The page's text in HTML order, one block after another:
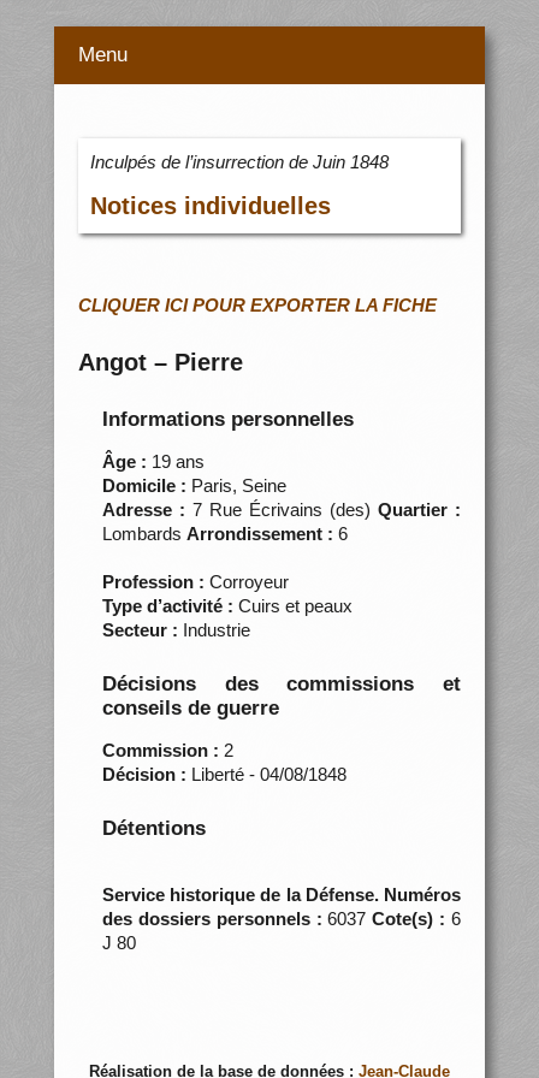
Menu
Inculpés de l’insurrection de Juin 1848
Notices individuelles
CLIQUER ICI POUR EXPORTER LA FICHE
Angot – Pierre
Informations personnelles
Âge : 19 ans
Domicile : Paris, Seine
Adresse : 7 Rue Écrivains (des)Quartier :
Lombards Arrondissement : 6
Profession : Corroyeur
Type d’activité : Cuirs et peaux
Secteur : Industrie
Décisions des commissions et
conseils de guerre
Commission : 2
Décision : Liberté - 04/08/1848
Détentions
Service historique de la Défense. Numéros
des dossiers personnels :6037Cote(s) : 6
J 80
Réalisation de la base de données : Jean-Claude